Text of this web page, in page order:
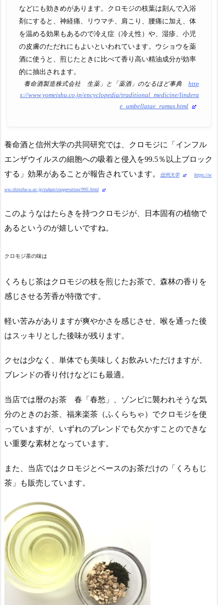
などにも効きめがあります。クロモジの枝葉は刻んで入浴
剤にすると、神経痛、リウマチ、肩こり、腰痛に加え、体
を温める効果もあるので冷え症（冷え性）や、湿疹、小児
の皮膚のただれにもよいといわれています。ウショウを薬
酒に使うと、煎じたときに比べて香り高い精油成分が効率
的に抽出されます。
養命酒製造株式会社 生薬」と「薬酒」のなるほど事典 http
s://www.yomeishu.co.jp/encyclopedia/traditional_medicine/lindera
e_umbellatae_ramus.html
養命酒と信州大学の共同研究では、クロモジに
インフル
エンザウイルスの細胞への吸着と侵入を99.5％以上ブロック
する
効果があることが報告されています。 信州大学 https://w
ww.shinshu-u.ac.jp/zukan/cooperation/995.html
このようなはたらきを持つクロモジが、日本固有の植物で
あるというのが嬉しいですね。
クロモジ茶の味は
くろもじ茶はクロモジの枝を煎じたお茶で、森林の香りを
感じさせる芳香が特徴です。
軽い苦みがありますが爽やかさを感じさせ、喉を通った後
はスッキリとした後味が残ります。
クセは少なく、 単体でも美味しくお飲みいただけますが、
ブレンドの香り付けなどにも最適。
当店では暦のお茶 春「春愁」、ゾンビに襲われそうな気
分のときのお茶、福来楽茶（ふくらちゃ）でクロモジを使
っていますが、いずれのブレンドでも欠かすことのできな
い重要な素材となっています。
また、当店ではクロモジとベースのお茶だけの「くろもじ
茶」も販売しています。